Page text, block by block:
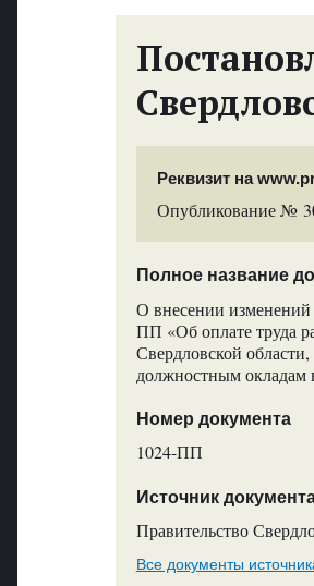
Реквизит на
Опубликование №
Полное название
О внесении
ПП «Об оплате труда
Свердловской
должностным окладам
Номер документа
1024-ПП
Источник
Правительство
Все документы